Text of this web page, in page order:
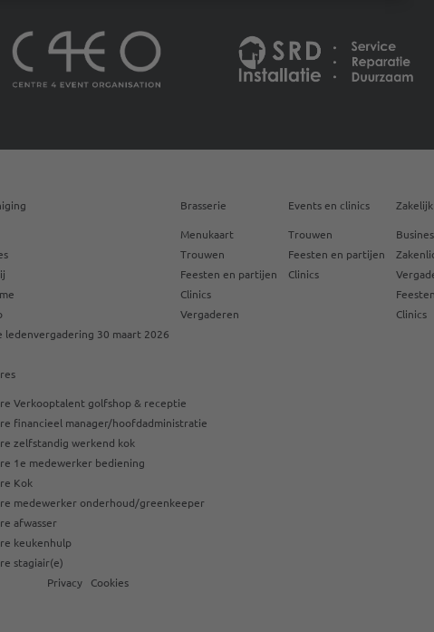
ledenvergadering 30 maart 2026
Brasserie
Menukaart
Trouwen
Feesten en partijen
Clinics
Vergaderen
Events en clinics
Trouwen
Feesten en partijen
Clinics
Zakelijk
Clinics
Verkooptalent golfshop & receptie
financieel manager/hoofdadministratie
zelfstandig werkend kok
1e medewerker bediening
Kok
medewerker onderhoud/greenkeeper
afwasser
keukenhulp
stagiair(e)
Privacy
Cookies